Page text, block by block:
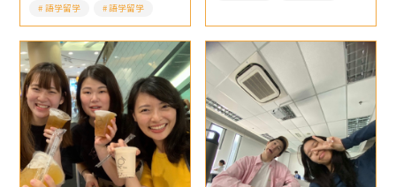
語学留学
語学留学